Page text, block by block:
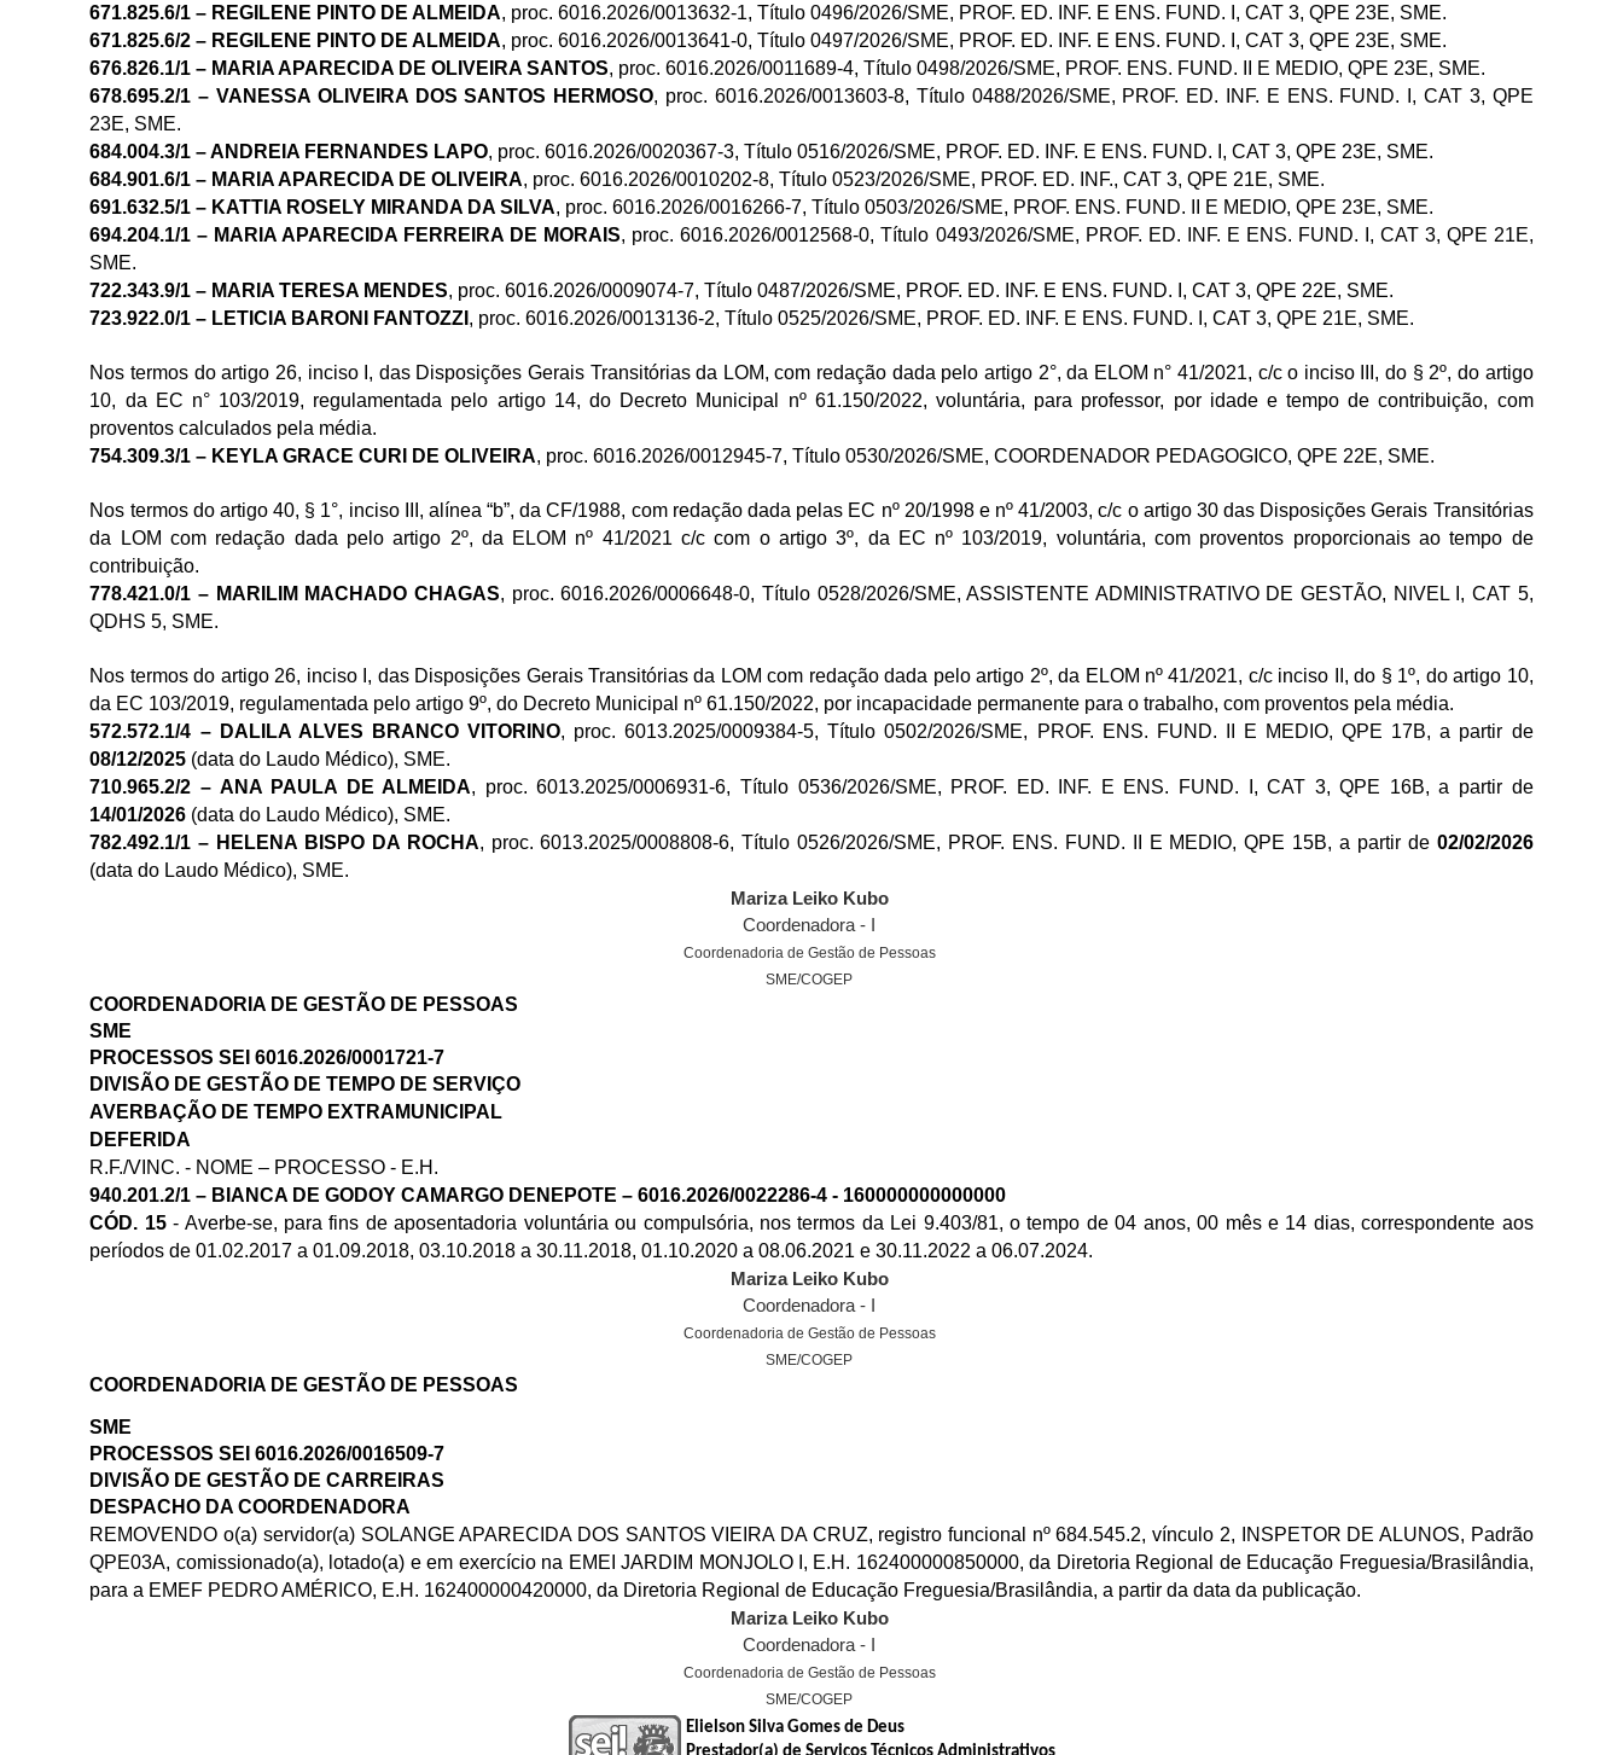
671.825.6/1 – REGILENE PINTO DE ALMEIDA, proc. 6016.2026/0013632-1, Título 0496/2026/SME, PROF. ED. INF. E ENS. FUND. I, CAT 3, QPE 23E, SME.
671.825.6/2 – REGILENE PINTO DE ALMEIDA, proc. 6016.2026/0013641-0, Título 0497/2026/SME, PROF. ED. INF. E ENS. FUND. I, CAT 3, QPE 23E, SME.
676.826.1/1 – MARIA APARECIDA DE OLIVEIRA SANTOS, proc. 6016.2026/0011689-4, Título 0498/2026/SME, PROF. ENS. FUND. II E MEDIO, QPE 23E, SME.
678.695.2/1 – VANESSA OLIVEIRA DOS SANTOS HERMOSO, proc. 6016.2026/0013603-8, Título 0488/2026/SME, PROF. ED. INF. E ENS. FUND. I, CAT 3, QPE
23E, SME.
684.004.3/1 – ANDREIA FERNANDES LAPO, proc. 6016.2026/0020367-3, Título 0516/2026/SME, PROF. ED. INF. E ENS. FUND. I, CAT 3, QPE 23E, SME.
684.901.6/1 – MARIA APARECIDA DE OLIVEIRA, proc. 6016.2026/0010202-8, Título 0523/2026/SME, PROF. ED. INF., CAT 3, QPE 21E, SME.
691.632.5/1 – KATTIA ROSELY MIRANDA DA SILVA, proc. 6016.2026/0016266-7, Título 0503/2026/SME, PROF. ENS. FUND. II E MEDIO, QPE 23E, SME.
694.204.1/1 – MARIA APARECIDA FERREIRA DE MORAIS, proc. 6016.2026/0012568-0, Título 0493/2026/SME, PROF. ED. INF. E ENS. FUND. I, CAT 3, QPE 21E,
SME.
722.343.9/1 – MARIA TERESA MENDES, proc. 6016.2026/0009074-7, Título 0487/2026/SME, PROF. ED. INF. E ENS. FUND. I, CAT 3, QPE 22E, SME.
723.922.0/1 – LETICIA BARONI FANTOZZI , proc. 6016.2026/0013136-2, Título 0525/2026/SME, PROF. ED. INF. E ENS. FUND. I, CAT 3, QPE 21E, SME.
Nos termos do artigo 26, inciso I, das Disposições Gerais Transitórias da LOM, com redação dada pelo artigo 2°, da ELOM n° 41/2021, c/c o inciso III, do § 2º, do artigo
10, da EC n° 103/2019, regulamentada pelo artigo 14, do Decreto Municipal nº 61.150/2022, voluntária, para professor, por idade e tempo de contribuição, com
proventos calculados pela média.
754.309.3/1 – KEYLA GRACE CURI DE OLIVEIRA, proc. 6016.2026/0012945-7, Título 0530/2026/SME, COORDENADOR PEDAGOGICO, QPE 22E, SME.
Nos termos do artigo 40, § 1°, inciso III, alínea “b”, da CF/1988, com redação dada pelas EC nº 20/1998 e nº 41/2003, c/c o artigo 30 das Disposições Gerais Transitórias
da LOM com redação dada pelo artigo 2º, da ELOM nº 41/2021 c/c com o artigo 3º, da EC nº 103/2019, voluntária, com proventos proporcionais ao tempo de
contribuição.
778.421.0/1 – MARILIM MACHADO CHAGAS, proc. 6016.2026/0006648-0, Título 0528/2026/SME,ASSISTENTE ADMINISTRATIVO DE GESTÃO, NIVEL I, CAT 5,
QDHS 5, SME.
Nos termos do artigo 26, inciso I, das Disposições Gerais Transitórias da LOM com redação dada pelo artigo 2º, da ELOM nº 41/2021, c/c inciso II, do § 1º, do artigo 10,
da EC 103/2019, regulamentada pelo artigo 9º, do Decreto Municipal nº 61.150/2022, por incapacidade permanente para o trabalho, com proventos pela média.
572.572.1/4 – DALILA ALVES BRANCO VITORINO, proc. 6013.2025/0009384-5, Título 0502/2026/SME, PROF. ENS. FUND. II E MEDIO, QPE 17B, a partir de
08/12/2025 (data do Laudo Médico), SME.
710.965.2/2 – ANA PAULA DE ALMEIDA, proc. 6013.2025/0006931-6, Título 0536/2026/SME, PROF. ED. INF. E ENS. FUND. I, CAT 3, QPE 16B, a partir de
14/01/2026 (data do Laudo Médico), SME.
782.492.1/1 – HELENA BISPO DA ROCHA, proc. 6013.2025/0008808-6, Título 0526/2026/SME, PROF. ENS. FUND. II E MEDIO, QPE 15B,a partir de 02/02/2026
(data do Laudo Médico), SME.
Mariza Leiko Kubo
Coordenadora - I
Coordenadoria de Gestão de Pessoas
SME/COGEP
COORDENADORIA DE GESTÃO DE PESSOAS
SME
PROCESSOS SEI 6016.2026/0001721-7
DIVISÃO DE GESTÃO DE TEMPO DE SERVIÇO
AVERBAÇÃO DE TEMPO EXTRAMUNICIPAL
DEFERIDA
R.F./VINC. - NOME – PROCESSO - E.H.
940.201.2/1 – BIANCA DE GODOY CAMARGO DENEPOTE – 6016.2026/0022286-4 - 160000000000000
CÓD. 15- Averbe-se, para fins de aposentadoria voluntária ou compulsória, nos termos da Lei 9.403/81, o tempo de 04 anos, 00 mês e 14 dias, correspondente aos
períodos de 01.02.2017 a 01.09.2018, 03.10.2018 a 30.11.2018, 01.10.2020 a 08.06.2021 e 30.11.2022 a 06.07.2024.
Mariza Leiko Kubo
Coordenadora - I
Coordenadoria de Gestão de Pessoas
SME/COGEP
COORDENADORIA DE GESTÃO DE PESSOAS
SME
PROCESSOS SEI6016.2026/0016509-7
DIVISÃO DE GESTÃO DE CARREIRAS
DESPACHO DA COORDENADORA
REMOVENDO o(a) servidor(a) SOLANGE APARECIDA DOS SANTOS VIEIRA DA CRUZ, registro funcional nº 684.545.2, vínculo 2, INSPETOR DE ALUNOS, Padrão
QPE03A, comissionado(a), lotado(a) e em exercício na EMEI JARDIM MONJOLO I, E.H. 162400000850000, da Diretoria Regional de Educação Freguesia/Brasilândia,
para a EMEF PEDRO AMÉRICO, E.H. 162400000420000, da Diretoria Regional de Educação Freguesia/Brasilândia, a partir da data da publicação.
Mariza Leiko Kubo
Coordenadora - I
Coordenadoria de Gestão de Pessoas
SME/COGEP
Elielson Silva Gomes de Deus